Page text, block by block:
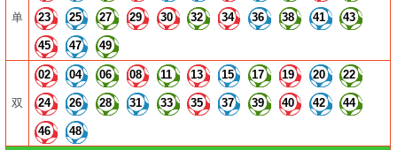
单 23 25 27 29 30 32 34 36 38 41 43
45 47 49
双
02 04 06 08 11 13 15 17 19 20 22
24 26 28 31 33 35 37 39 40 42 44
46 48